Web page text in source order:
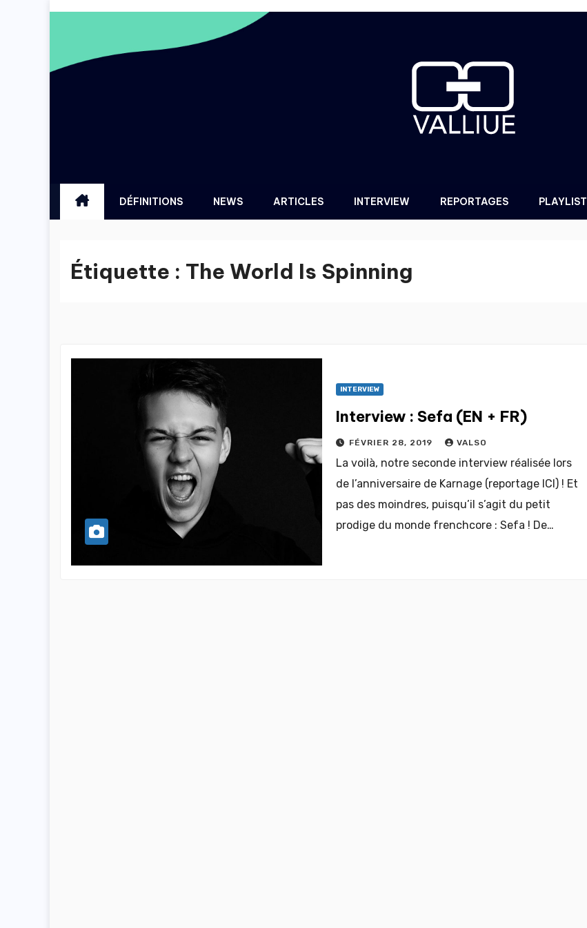
DÉFINITIONS NEWS ARTICLES INTERVIEW REPORTAGES PLAYLIST
Étiquette : The World Is Spinning
INTERVIEW
Interview : Sefa (EN + FR)
FÉVRIER 28, 2019 VALSO
La voilà, notre seconde interview réalisée lors
de l’anniversaire de Karnage (reportage ICI) ! Et
pas des moindres, puisqu’il s’agit du petit
prodige du monde frenchcore : Sefa ! De…